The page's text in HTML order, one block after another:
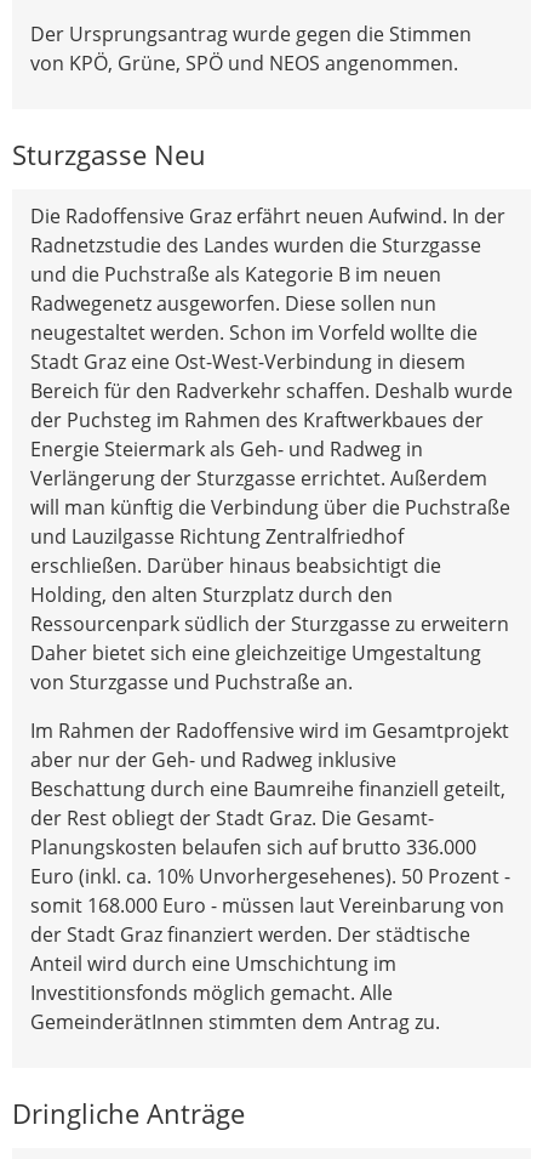
Der Ursprungsantrag wurde gegen die Stimmen
von KPÖ, Grüne, SPÖ und NEOS angenommen.
Sturzgasse Neu
Die Radoffensive Graz erfährt neuen Aufwind. In der
Radnetzstudie des Landes wurden die Sturzgasse
und die Puchstraße als Kategorie B im neuen
Radwegenetz ausgeworfen. Diese sollen nun
neugestaltet werden. Schon im Vorfeld wollte die
Stadt Graz eine Ost-West-Verbindung in diesem
Bereich für den Radverkehr schaffen. Deshalb wurde
der Puchsteg im Rahmen des Kraftwerkbaues der
Energie Steiermark als Geh- und Radweg in
Verlängerung der Sturzgasse errichtet. Außerdem
will man künftig die Verbindung über die Puchstraße
und Lauzilgasse Richtung Zentralfriedhof
erschließen. Darüber hinaus beabsichtigt die
Holding, den alten Sturzplatz durch den
Ressourcenpark südlich der Sturzgasse zu erweitern
Daher bietet sich eine gleichzeitige Umgestaltung
von Sturzgasse und Puchstraße an.
Im Rahmen der Radoffensive wird im Gesamtprojekt
aber nur der Geh- und Radweg inklusive
Beschattung durch eine Baumreihe finanziell geteilt,
der Rest obliegt der Stadt Graz. Die Gesamt-
Planungskosten belaufen sich auf brutto 336.000
Euro (inkl. ca. 10% Unvorhergesehenes). 50 Prozent -
somit 168.000 Euro - müssen laut Vereinbarung von
der Stadt Graz finanziert werden. Der städtische
Anteil wird durch eine Umschichtung im
Investitionsfonds möglich gemacht. Alle
GemeinderätInnen stimmten dem Antrag zu.
Dringliche Anträge